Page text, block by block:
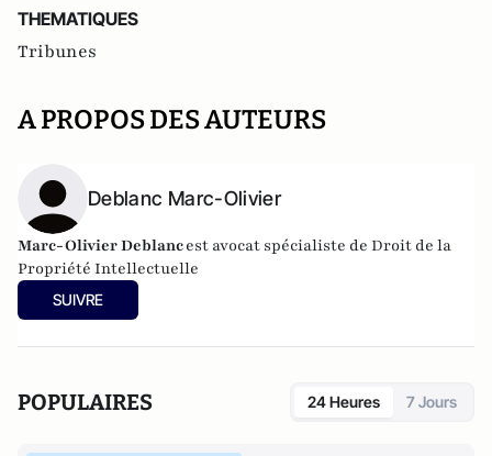
THEMATIQUES
Tribunes
A PROPOS DES AUTEURS
Deblanc Marc-Olivier
Marc-Olivier Deblancest avocat spécialiste de Droit de la
Propriété Intellectuelle
SUIVRE
POPULAIRES 24 Heures 7 Jours